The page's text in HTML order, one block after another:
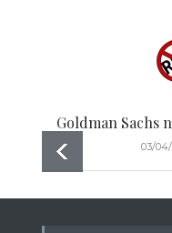
Goldman Sachs
03/04/